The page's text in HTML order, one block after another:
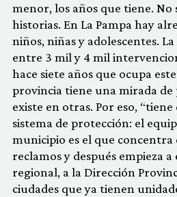
menor, los años que tiene. No
historias. En La Pampa hay
niños, niñas y adolescentes.
entre 3 mil y 4 mil
hace siete años que ocupa
provincia tiene una mirada de
existe en otras. Por eso,
sistema de protección: el
municipio es el que concentra
reclamos y después empieza
regional, a la Dirección
ciudades que ya tienen